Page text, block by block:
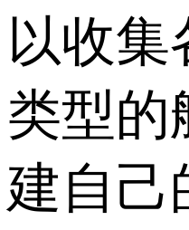
以收集
类型的
建自己